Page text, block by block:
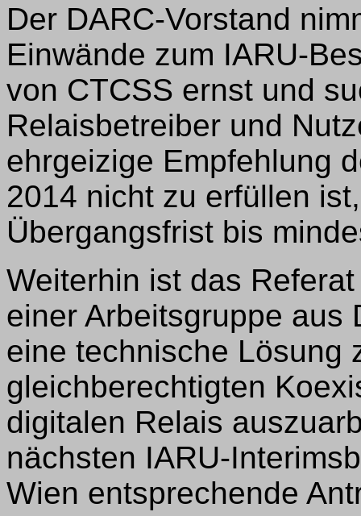
Der DARC-Vorstand
Einwände zum IARU-
von CTCSS ernst und
Relaisbetreiber und
ehrgeizige Empfehlung
2014 nicht zu erfüllen
Übergangsfrist bis
Weiterhin ist das
einer Arbeitsgruppe aus
eine technische Lösung
gleichberechtigten
digitalen Relais
nächsten IARU-
Wien entsprechende